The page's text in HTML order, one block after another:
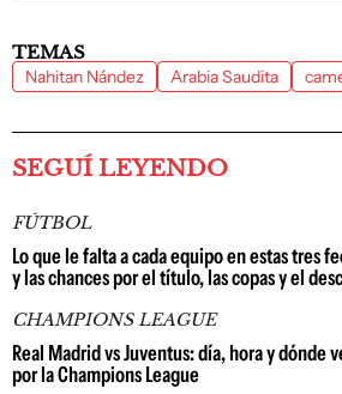
TEMAS
Nahitan Nández Arabia Saudita
SEGUÍ LEYENDO
FÚTBOL
Lo que le falta a cada equipo en estas tres
y las chances por el título, las copas y el
CHAMPIONS LEAGUE
Real Madrid vs Juventus: día, hora y dónde
por la Champions League